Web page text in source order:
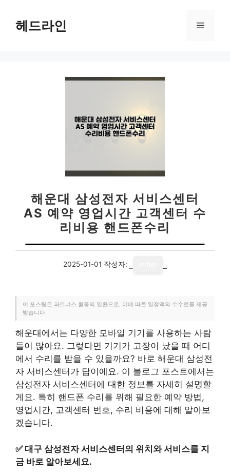
헤드라인 메
해운대 삼성전자 서비스센터
AS 예약 영업시간 고객센터 수
리비용 핸드폰수리
2025-01-01 작성자:
이 포스팅은 파트너스 활동의 일환으로, 이에 따른 일정액의 수수료를 제공
받습니다.
해운대에서는 다양한 모바일 기기를 사용하는 사람
들이 많아요. 그렇다면 기기가 고장이 났을 때 어디
에서 수리를 받을 수 있을까요? 바로 해운대 삼성전
자 서비스센터가 답이에요. 이 블로그 포스트에서는
삼성전자 서비스센터에 대한 정보를 자세히 설명할
게요. 특히 핸드폰 수리를 위해 필요한 예약 방법,
영업시간, 고객센터 번호, 수리 비용에 대해 알아보
겠습니다.
✅대구 삼성전자 서비스센터의 위치와 서비스를 지
금 바로 알아보세요.